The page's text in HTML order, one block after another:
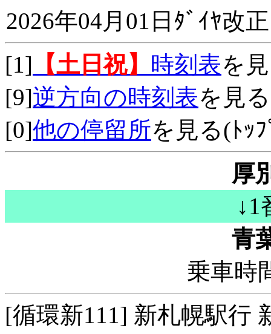
2026年04月01日ﾀﾞｲﾔ改正
[1] 【土日祝】 時刻表を
[9]逆方向の時刻表を見る
[0]他の停留所を見る(ﾄｯ
厚
↓1
青
乗車時
[循環新111] 新札幌駅行